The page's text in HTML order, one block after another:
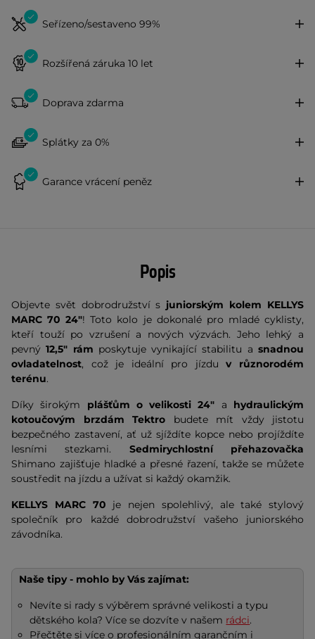
Seřízeno/sestaveno 99%
Rozšířená záruka 10 let
Doprava zdarma
Splátky za 0%
Garance vrácení peněz
Popis
Objevte svět dobrodružství s juniorským kolem KELLYS
MARC 70 24"! Toto kolo je dokonalé pro mladé cyklisty,
kteří touží po vzrušení a nových výzvách. Jeho lehký a
pevný 12,5" rám poskytuje vynikající stabilitu asnadnou
ovladatelnost, což je ideální pro jízdu v různorodém
terénu.
Díky širokým plášťům o velikosti 24" a hydraulickým
kotoučovým brzdám Tektro budete mít vždy jistotu
bezpečného zastavení, ať už sjíždíte kopce nebo projíždíte
lesními stezkami. Sedmirychlostní přehazovačka
Shimano zajišťuje hladké a přesné řazení, takže se můžete
soustředit na jízdu a užívat si každý okamžik.
KELLYS MARC 70 je nejen spolehlivý, ale také stylový
společník pro každé dobrodružství vašeho juniorského
závodníka.
Naše tipy - mohlo by Vás zajímat:
Nevíte si rady s výběrem správné velikosti a typu
dětského kola? Více se dozvíte v našem rádci.
Přečtěte si více o profesionálním garančním i